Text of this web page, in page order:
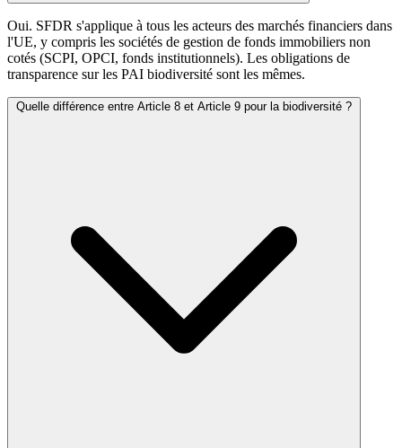
Oui. SFDR s'applique à tous les acteurs des marchés financiers dans
l'UE, y compris les sociétés de gestion de fonds immobiliers non
cotés (SCPI, OPCI, fonds institutionnels). Les obligations de
transparence sur les PAI biodiversité sont les mêmes.
Quelle différence entre Article 8 et Article 9 pour la biodiversité ?